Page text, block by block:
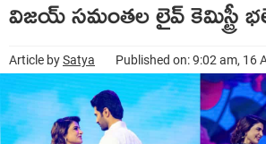
విజయ్ సమంతల లైవ్ కెమిస్ట్రీ
Article bySatya Published on: 9:02 am, 16